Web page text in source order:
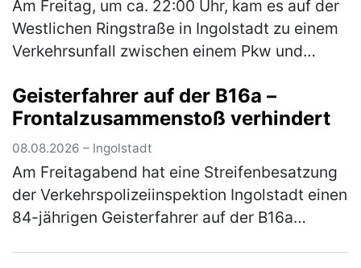
Am Freitag, um ca. 22:00 Uhr, kam es auf der
Westlichen Ringstraße in Ingolstadt zu einem
Verkehrsunfall zwischen einem Pkw und
Motorradfahrer schwer verletzt. Nach bi…
(mehr)
Geisterfahrer auf der B16a –
Frontalzusammenstoß verhindert
08.08.2026 – Ingolstadt
Am Freitagabend hat eine Streifenbesatzung
der Verkehrspolizeiinspektion Ingolstadt einen
84-jährigen Geisterfahrer auf der B16a